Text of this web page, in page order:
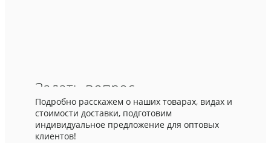
Задать вопрос
Подробно расскажем о наших товарах, видах и
стоимости доставки, подготовим
индивидуальное предложение для оптовых
клиентов!